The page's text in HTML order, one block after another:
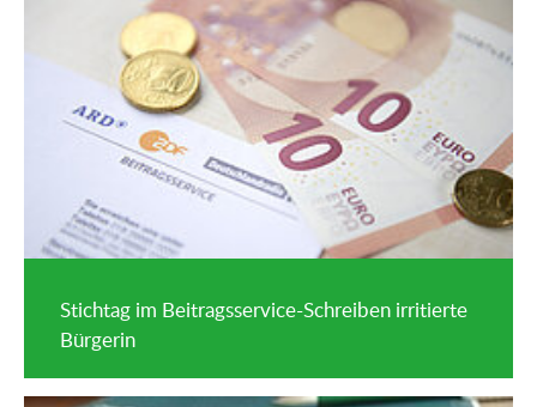
Stichtag im Beitragsservice-Schreiben irritierte
Bürgerin